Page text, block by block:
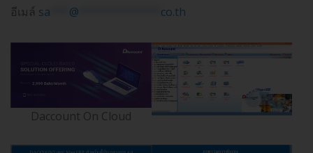
อีเมล์ sa @ co.th
Daccount On Cloud